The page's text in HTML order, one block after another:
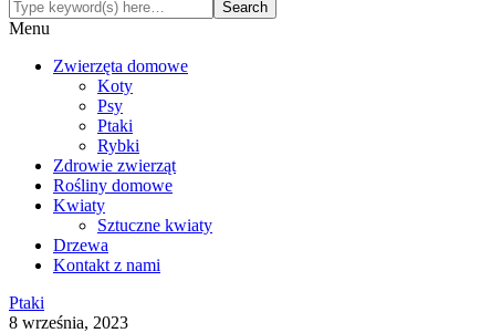
Menu
Zwierzęta domowe
Koty
Psy
Ptaki
Rybki
Zdrowie zwierząt
Rośliny domowe
Kwiaty
Sztuczne kwiaty
Drzewa
Kontakt z nami
Ptaki
8 września, 2023